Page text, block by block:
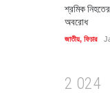
শ্রমিক
অবরোধ
জাতীয়, ফিচার
2 024